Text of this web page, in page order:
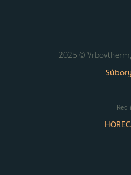
2025 ©